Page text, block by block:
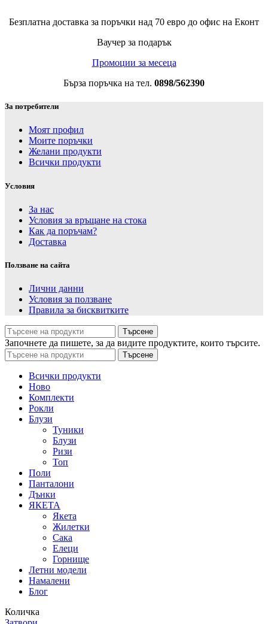
Безплатна доставка за поръчки над 70 евро до офис на Еконт
Ваучер за подарък
Промоции за месеца
Бърза поръчка на тел. 0898/562390
За потребители
Моят профил
Моите поръчки
Желани продукти
Всички продукти
Условия
За нас
Условия за връщане на стока
Как да поръчам?
Доставка
Ползване на сайта
Лични данни
Условия за ползване
Правила за бисквитките
Търсене
Започнете да пишете, за да видите продуктите, които търсите.
Търсене
Всички продукти
Ново
Комплекти
Рокли
Блузи
Туники
Блузи
Ризи
Топ
Поли
Панталони
Дънки
ЯКЕТА
Якета
Жилетки
Сака
Елеци
Горнище
Летни модели
Намалени
Блог
Количка